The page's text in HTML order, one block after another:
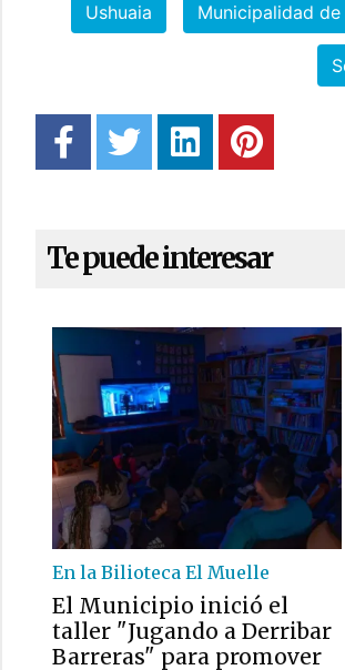
Ushuaia Municipalidad de
Te puede interesar
En la Bilioteca El Muelle
El Municipio inició el
taller "Jugando a Derribar
Barreras" para promover